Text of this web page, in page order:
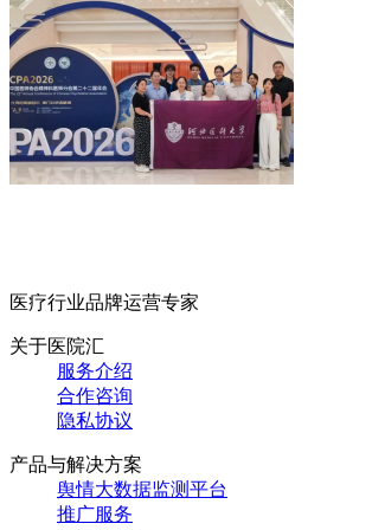
医疗行业品牌运营专家
关于医院汇
服务介绍
合作咨询
隐私协议
产品与解决方案
舆情大数据监测平台
推广服务